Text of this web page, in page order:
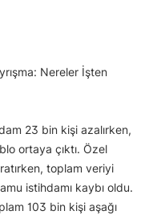
Nereler İşten
23 bin kişi azalırken,
ortaya çıktı. Özel
toplam veriyi
istihdamı kaybı oldu.
103 bin kişi aşağı